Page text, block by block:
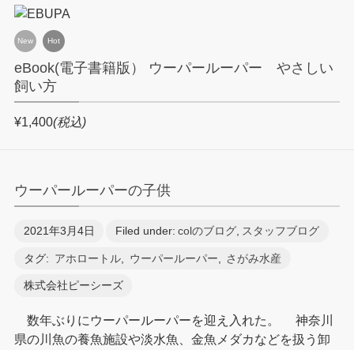
New Hot
eBook(電子書籍版） ウーパールーパー やさしい
飼い方
¥1,400(税込)
ウーパールーパーの子供
2021年3月4日 Filed under: colのブログ スタッフブログ
タグ: アホロートル, ウーパールーパー さがみ水産
株式会社ピーシーズ
数年ぶりにウーパールーパーを迎え入れた。 神奈川
県の川魚の養魚施設や淡水魚、金魚メダカなどを扱う卸